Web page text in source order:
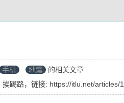
手机 地震
的相关文章
挨踢路，链接: https://itlu.net/articles/